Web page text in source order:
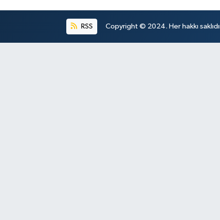
RSS Copyright © 2024. Her hakkı